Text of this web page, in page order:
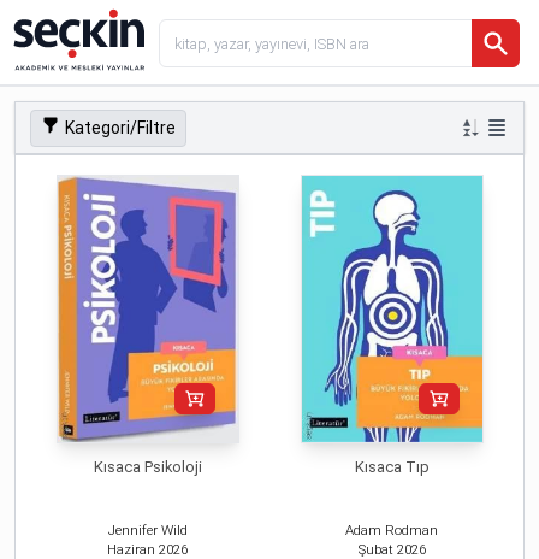
Kategori/Filtre
Kısaca Psikoloji
Jennifer Wild
Haziran 2026
Kısaca Tıp
Adam Rodman
Şubat 2026